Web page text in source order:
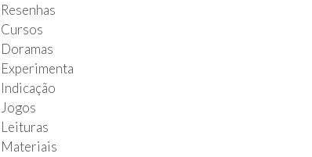
Resenhas
Cursos
Doramas
Experimenta
Indicação
Jogos
Leituras
Materiais